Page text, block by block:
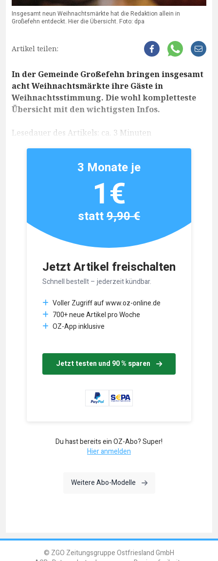
Insgesamt neun Weihnachtsmärkte hat die Redaktion allein in
Großefehn entdeckt. Hier die Übersicht. Foto: dpa
Artikel teilen:
In der Gemeinde Großefehn bringen insgesamt
acht Weihnachtsmärkte ihre Gäste in
Weihnachtsstimmung. Die wohl kompletteste
Übersicht mit den wichtigsten Infos.
Lesedauer des Artikels: ca. 3 Minuten
Jetzt Artikel freischalten
Schnell bestellt – jederzeit kündbar.
Voller Zugriff auf www.oz-online.de
700+ neue Artikel pro Woche
OZ-App inklusive
Jetzt testen und 90 % sparen
3 Monate je
1€
statt9,90 €
Du hast bereits ein OZ-Abo? Super!
Hier anmelden
Weitere Abo-Modelle
© ZGO Zeitungsgruppe Ostfriesland GmbH